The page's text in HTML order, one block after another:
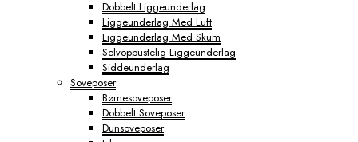
Dobbelt Liggeunderlag
Liggeunderlag Med Luft
Liggeunderlag Med Skum
Selvoppustelig Liggeunderlag
Siddeunderlag
Soveposer
Børnesoveposer
Dobbelt Soveposer
Dunsoveposer